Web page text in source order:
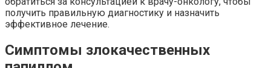
получить правильную диагностику и назначить
эффективное лечение.
Симптомы злокачественных